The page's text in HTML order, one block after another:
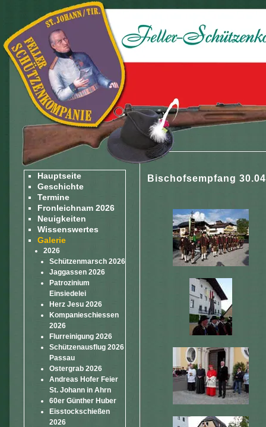
Hauptseite
Geschichte
Termine
Fronleichnam 2026
Neuigkeiten
Wissenswertes
Galerie
2026
Schützenmarsch 2026
Jaggassen 2026
Patrozinium
Einsiedelei
Herz Jesu 2026
Kompanieschiessen
2026
Flurreinigung 2026
Schützenausflug 2026
Passau
Ostergrab 2026
Andreas Hofer Feier
St. Johann in Ahrn
60er Günther Huber
Eisstockschießen
2026
Bischofsempfang